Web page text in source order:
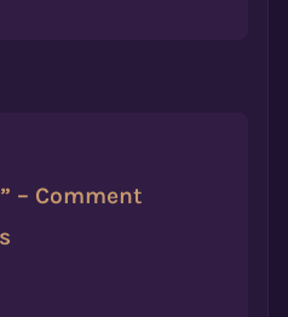
– Comment